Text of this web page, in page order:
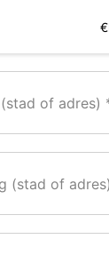
€
of adres)
(stad of